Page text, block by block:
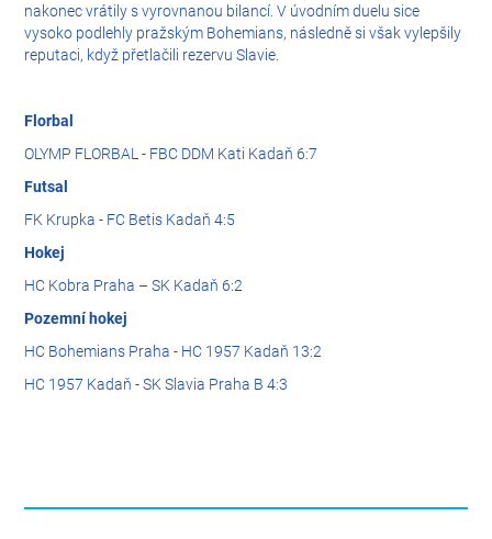
nakonec vrátily s vyrovnanou bilancí. V úvodním duelu sice
vysoko podlehly pražským Bohemians, následně si však vylepšily
reputaci, když přetlačili rezervu Slavie.
Florbal
OLYMP FLORBAL - FBC DDM Kati Kadaň 6:7
Futsal
FK Krupka - FC Betis Kadaň 4:5
Hokej
HC Kobra Praha – SK Kadaň 6:2
Pozemní hokej
HC Bohemians Praha - HC 1957 Kadaň 13:2
HC 1957 Kadaň - SK Slavia Praha B 4:3